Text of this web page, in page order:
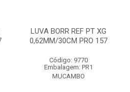
LUVA BORR REF PT XG
0,62MM/30CM PRO 157
Código: 9770
Embalagem: PR1
MUCAMBO